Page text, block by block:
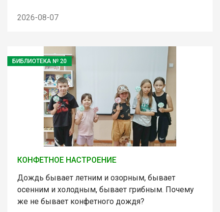
2026-08-07
БИБЛИОТЕКА № 20
КОНФЕТНОЕ НАСТРОЕНИЕ
Дождь бывает летним и озорным, бывает
осенним и холодным, бывает грибным. Почему
же не бывает конфетного дождя?